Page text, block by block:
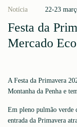
Notícia 22-23
Festa da
Mercado Eco
A Festa da Primavera
Montanha da Penha e
Em pleno pulmão verde
entrada da Primavera